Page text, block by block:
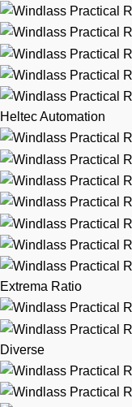
Heltec Automation
Extrema Ratio
Diverse